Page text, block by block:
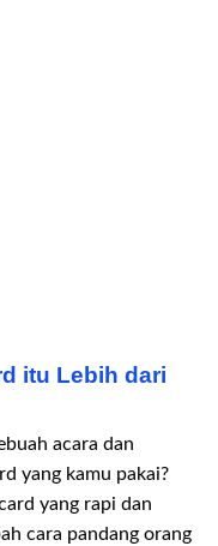
itu Lebih dari
acara dan
yang kamu pakai?
yang rapi dan
cara pandang orang